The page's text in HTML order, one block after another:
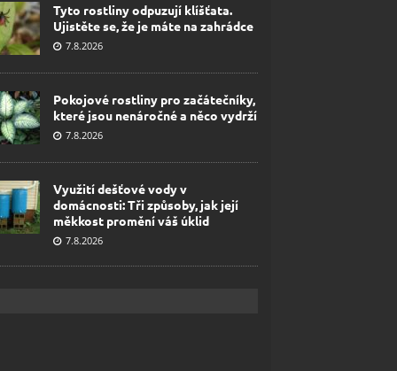
Tyto rostliny odpuzují klíšťata.
Ujistěte se, že je máte na zahrádce
7.8.2026
Pokojové rostliny pro začátečníky,
které jsou nenáročné a něco vydrží
7.8.2026
Využití dešťové vody v
domácnosti: Tři způsoby, jak její
měkkost promění váš úklid
7.8.2026